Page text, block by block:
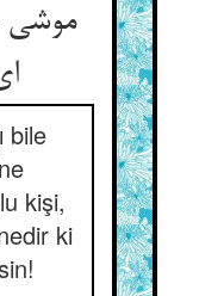
bile
kişi,
ki